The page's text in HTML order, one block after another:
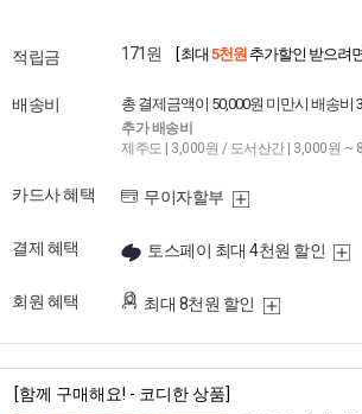
적립금 171원 [ 최대 5천원 추가할인 받으려면
배송비 총 결제금액이 50,000원 미만시 배송비
추가 배송비
제주도 | 3,000원 / 도서산간 | 3,000원 ~
카드사 혜택 무이자할부
결제 혜택 토스페이 최대 4천원 할인
회원 혜택 최대 8천원 할인
[함께 구매해요! - 코디한 상품]